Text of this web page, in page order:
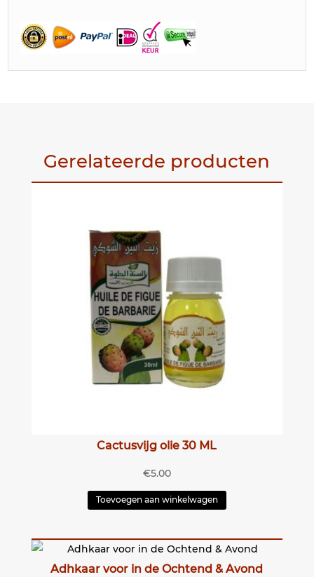
Gerelateerde producten
Cactusvijg olie 30 ML
€5.00
Toevoegen aan winkelwagen
Adhkaar voor in de Ochtend & Avond